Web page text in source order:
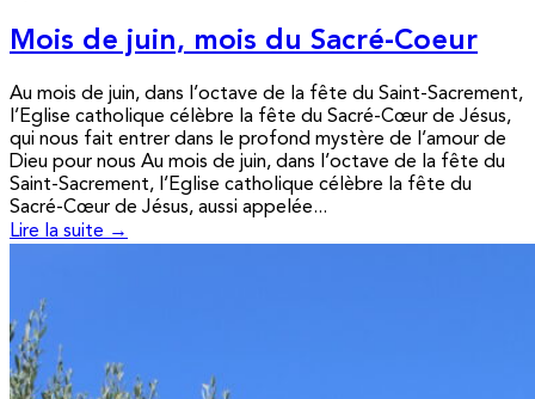
Mois de juin, mois du Sacré-Coeur
Au mois de juin, dans l’octave de la fête du Saint-Sacrement,
l’Eglise catholique célèbre la fête du Sacré-Cœur de Jésus,
qui nous fait entrer dans le profond mystère de l’amour de
Dieu pour nous Au mois de juin, dans l’octave de la fête du
Saint-Sacrement, l’Eglise catholique célèbre la fête du
Sacré-Cœur de Jésus, aussi appelée...
Lire la suite →